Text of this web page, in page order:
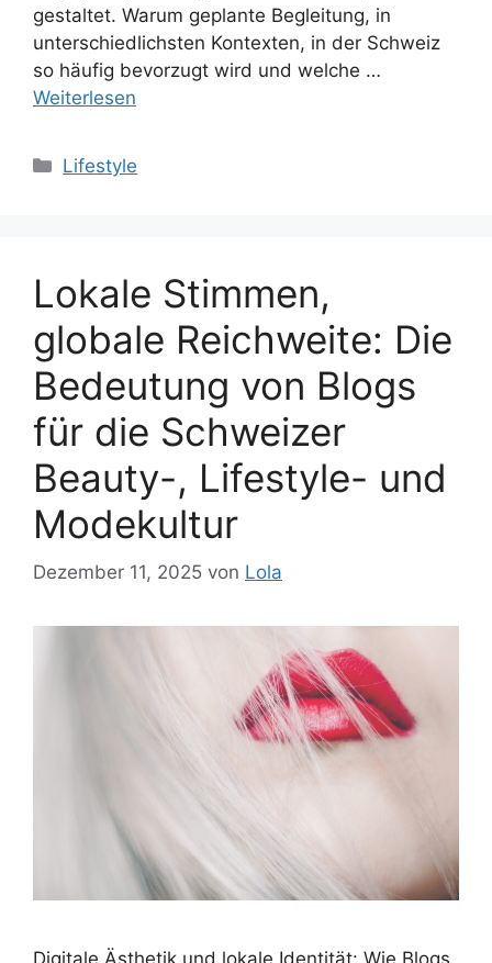
gestaltet. Warum geplante Begleitung, in
unterschiedlichsten Kontexten, in der Schweiz
so häufig bevorzugt wird und welche …
Weiterlesen
Kategorien
Lifestyle
Lokale Stimmen,
globale Reichweite: Die
Bedeutung von Blogs
für die Schweizer
Beauty-, Lifestyle- und
Modekultur
Dezember 11, 2025 von Lola
Digitale Ästhetik und lokale Identität: Wie Blogs